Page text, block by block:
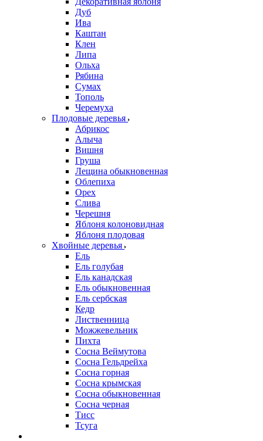
Дуб
Ива
Каштан
Клен
Липа
Ольха
Рябина
Сумах
Тополь
Черемуха
Плодовые деревья
Абрикос
Алыча
Вишня
Груша
Лещина обыкновенная
Облепиха
Орех
Слива
Черешня
Яблоня колоновидная
Яблоня плодовая
Хвойные деревья
Ель
Ель голубая
Ель канадская
Ель обыкновенная
Ель сербская
Кедр
Лиственница
Можжевельник
Пихта
Сосна Веймутова
Сосна Гельдрейха
Сосна горная
Сосна крымская
Сосна обыкновенная
Сосна черная
Тисс
Тсуга